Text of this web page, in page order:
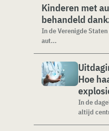
Kinderen met
behandeld
In de Verenigde
aut...
Hoe
In de
altijd